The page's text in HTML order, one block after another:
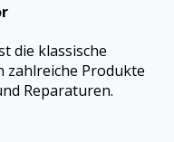
die klassische
zahlreiche Produkte
Reparaturen.